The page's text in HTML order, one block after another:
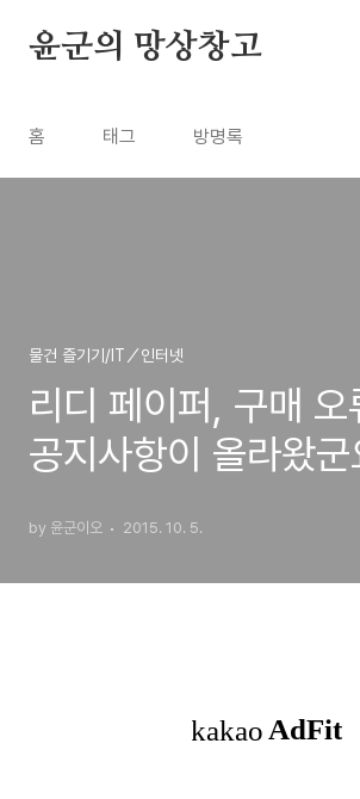
윤군의 망상창고
홈 태그 방명록
물건 즐기기/IT／인터넷
리디 페이퍼, 구매
공지사항이 올라왔군
by 윤군이오 2015. 10. 5.